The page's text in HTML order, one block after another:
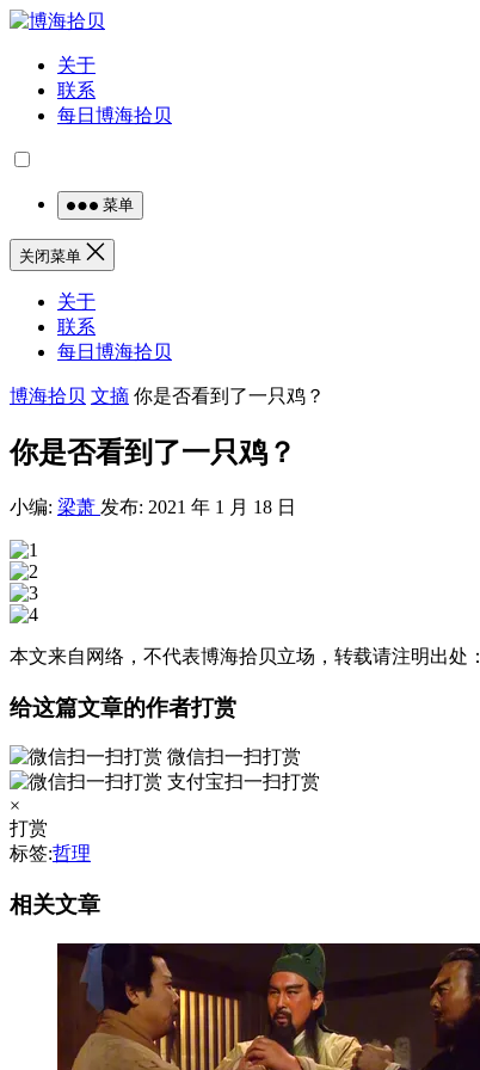
关于
联系
每日博海拾贝
菜单
关闭菜单
关于
联系
每日博海拾贝
博海拾贝 文摘 你是否看到了一只鸡？ ​​​​
你是否看到了一只鸡？ ​​​​
小编: 梁萧 发布: 2021 年 1 月 18 日
本文来自网络，不代表博海拾贝立场，转载请注明出处：
给这篇文章的作者打赏
微信扫一扫打赏
支付宝扫一扫打赏
×
打赏
标签:哲理
相关文章